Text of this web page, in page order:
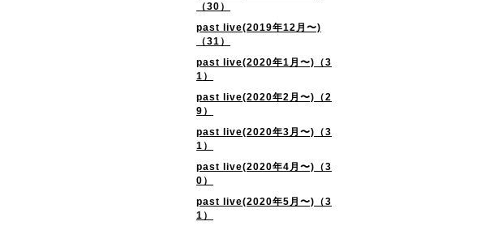
（30）
past live(2019年12月〜)
（31）
past live(2020年1月〜)（3
1）
past live(2020年2月〜)（2
9）
past live(2020年3月〜)（3
1）
past live(2020年4月〜)（3
0）
past live(2020年5月〜)（3
1）